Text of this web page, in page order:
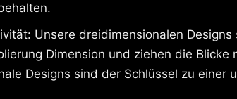
Unsere dreidimensionalen
Dimension und ziehen die Blicke
Designs sind der Schlüssel zu einer